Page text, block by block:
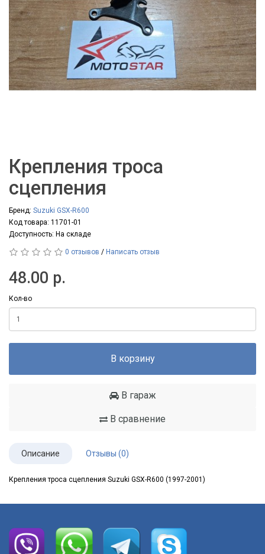
Крепления троса
сцепления
Бренд: Suzuki GSX-R600
Код товара: 11701-01
Доступность: На складе
0 отзывов / Написать отзыв
48.00 р.
Кол-во
В корзину
В гараж
В сравнение
Описание Отзывы (0)
Крепления троса сцепления Suzuki GSX-R600 (1997-2001)